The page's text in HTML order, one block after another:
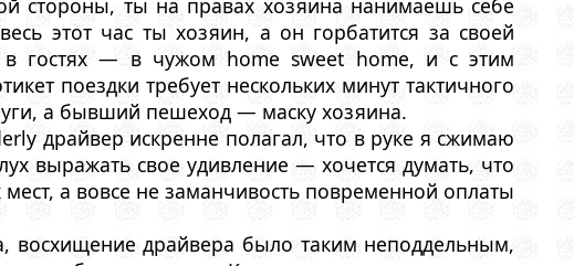
стороны, ты на правах хозяина нанимаешь себе
этот час ты хозяин, а он горбатится за своей
гостях — в чужом home sweet home, и с этим
поездки требует нескольких минут тактичного
а бывший пешеход — маску хозяина.
драйвер искренне полагал, что в руке я сжимаю
выражать свое удивление — хочется думать, что
а вовсе не заманчивость повременной оплаты
восхищение драйвера было таким неподдельным,